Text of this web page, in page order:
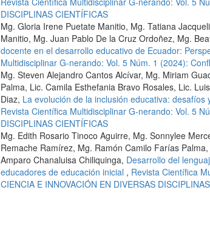
DISCIPLINAS CIENTÍFICAS
Mg. Gloria Irene Puetate Manitio, Mg. Tatiana
Manitio, Mg. Juan Pablo De la Cruz Ordoñez, Mg.
docente en el desarrollo educativo de Ecuador:
Multidisciplinar G-nerando: Vol. 5 Núm. 1 (2024):
Mg. Steven Alejandro Cantos Alcívar, Mg. Miriam
Palma, Lic. Camila Esthefania Bravo Rosales, Lic.
Diaz, La evolución de la inclusión educativa:
Revista Científica Multidisciplinar G-nerando: Vol. 5
DISCIPLINAS CIENTÍFICAS
Mg. Edith Rosario Tinoco Aguirre, Mg. Sonnylee
Remache Ramírez, Mg. Ramón Camilo Farías
Amparo Chanaluisa Chiliquinga, Desarrollo del
educadores de educación inicial , Revista Científica
CIENCIA E INNOVACIÓN EN DIVERSAS